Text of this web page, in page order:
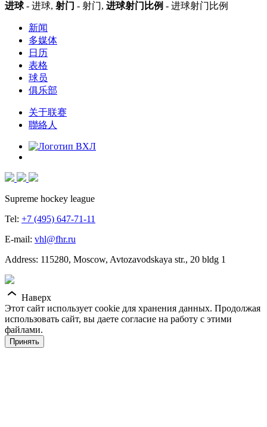
进球- 进球, 射门 - 射门, 进球射门比例 - 进球射门比例
新闻
多媒体
日历
表格
球员
俱乐部
关于联赛
聯絡人
Supreme hockey league
Tel: +7 (495) 647-71-11
E-mail: vhl@fhr.ru
Address: 115280, Moscow, Avtozavodskaya str., 20 bldg 1
Наверх
Этот сайт использует cookie для хранения данных. Продолжая
использовать сайт, вы даете согласие на работу с этими
файлами.
Принять